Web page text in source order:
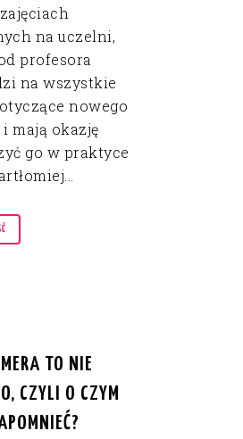
na uczelni,
profesora
na wszystkie
nowego
i mają okazję
go w praktyce
TO NIE
CZYLI O CZYM